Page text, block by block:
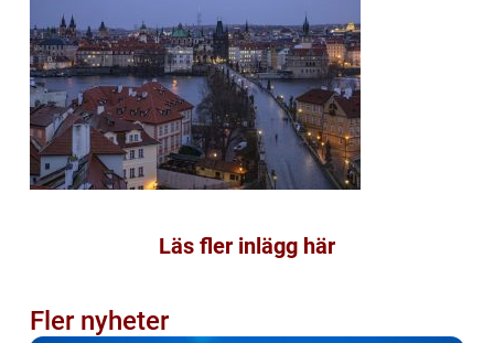
Läs fler inlägg här
Fler nyheter